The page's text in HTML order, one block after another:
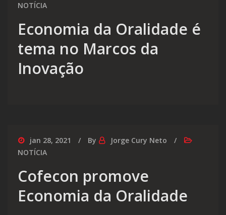
NOTÍCIA
Economia da Oralidade é
tema no Marcos da
Inovação
jan 28, 2021 By
Jorge Cury Neto
NOTÍCIA
Cofecon promove
Economia da Oralidade